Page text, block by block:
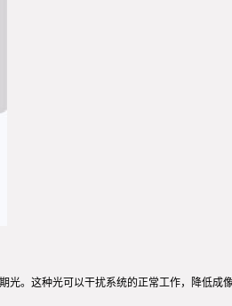
光。这种光可以干扰系统的正常工作，降低成